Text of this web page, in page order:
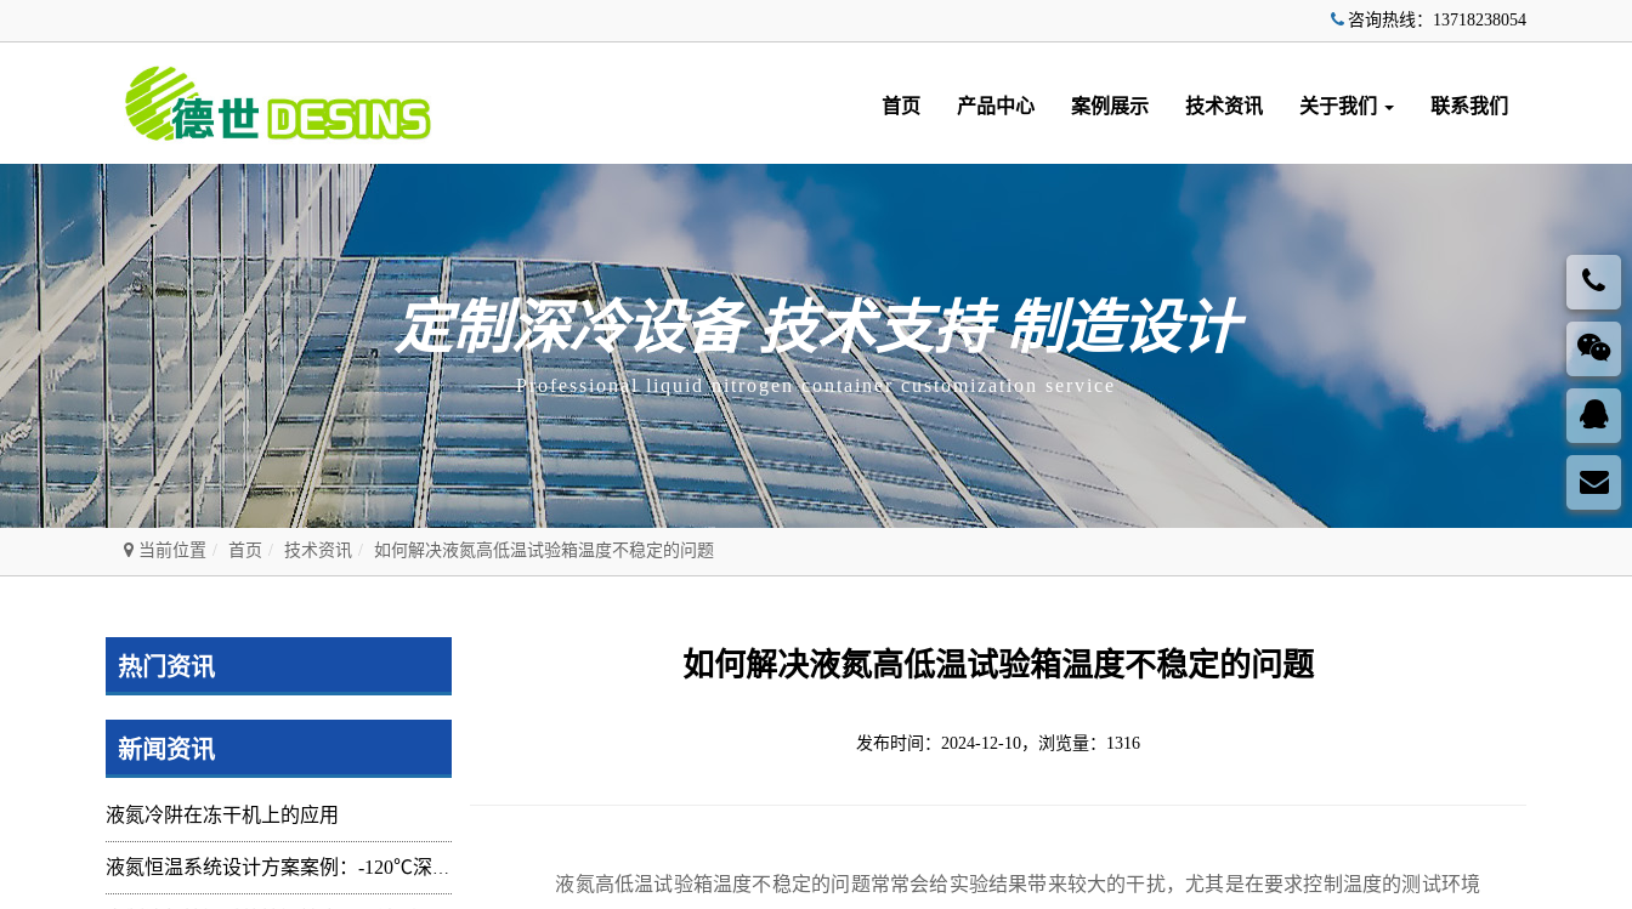
咨询热线：13718238054
首页 产品中心 案例展示 技术资讯 关于我们 联系我们
定制深冷设备 技术支持 制造设计
Professional liquid nitrogen container customization service
当前位置 首页 技术资讯 如何解决液氮高低温试验箱温度不稳定的问题
热门资讯
新闻资讯
液氮冷阱在冻干机上的应用
液氮恒温系统设计方案案例：-120℃深冷控温装置实操记录
如何解决液氮高低温试验箱温度不稳定的问题
发布时间：2024-12-10，浏览量：1316
液氮高低温试验箱温度不稳定的问题常常会给实验结果带来较大的干扰，尤其是在要求控制温度的测试环境